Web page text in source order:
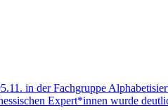
in der Fachgruppe
Expert*innen wurde